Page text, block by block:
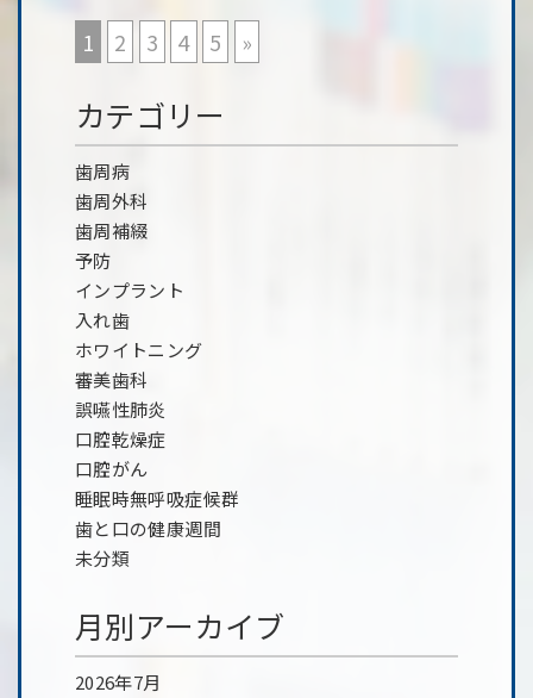
1 2 3 4 5 »
カテゴリー
歯周病
歯周外科
歯周補綴
予防
インプラント
入れ歯
ホワイトニング
審美歯科
誤嚥性肺炎
口腔乾燥症
口腔がん
睡眠時無呼吸症候群
歯と口の健康週間
未分類
月別アーカイブ
2026年7月